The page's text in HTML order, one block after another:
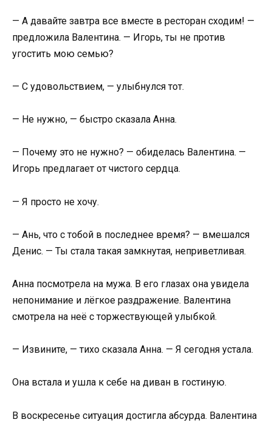
— А давайте завтра все вместе в ресторан сходим! —
предложила Валентина. — Игорь, ты не против
угостить мою семью?
— С удовольствием, — улыбнулся тот.
— Не нужно, — быстро сказала Анна.
— Почему это не нужно? — обиделась Валентина. —
Игорь предлагает от чистого сердца.
— Я просто не хочу.
— Ань, что с тобой в последнее время? — вмешался
Денис. — Ты стала такая замкнутая, неприветливая.
Анна посмотрела на мужа. В его глазах она увидела
непонимание и лёгкое раздражение. Валентина
смотрела на неё с торжествующей улыбкой.
— Извините, — тихо сказала Анна. — Я сегодня устала.
Она встала и ушла к себе на диван в гостиную.
В воскресенье ситуация достигла абсурда. Валентина